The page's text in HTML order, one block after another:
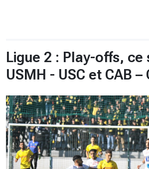
Ligue 2 : Play-offs, ce
USMH - USC et CAB –